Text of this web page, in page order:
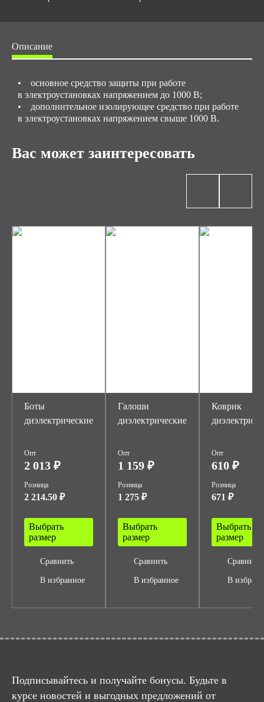
Описание
• основное средство защиты при работе
в электроустановках напряжением до 1000 В;
• дополнительное изолирующее средство при работе
в электроустановках напряжением свыше 1000 В.
Вас может заинтересовать
Боты
диэлектрические
Опт
2 013 ₽
Розница
2 214.50 ₽
Выбрать
размер
Сравнить
В избранное
Галоши
диэлектрические
Опт
1 159 ₽
Розница
1 275 ₽
Выбрать
размер
Сравнить
В избранное
Коврик
Опт
610 ₽
Розница
671 ₽
Выбрать
размер
Сравнить
В
Подписывайтесь и получайте бонусы. Будьте в
курсе новостей и выгодных предложений от